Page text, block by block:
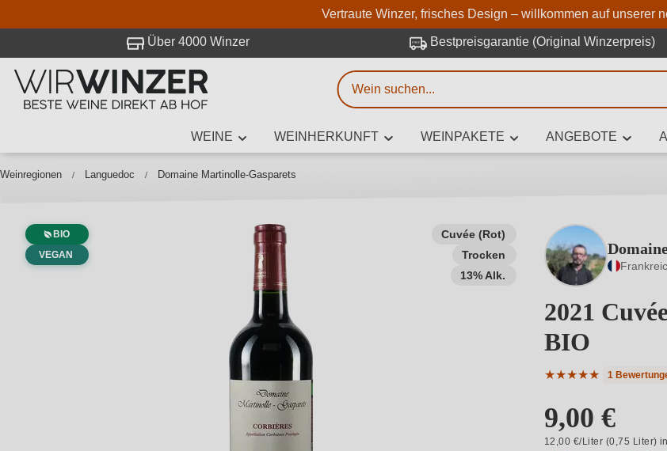
Zum Hauptinhalt
Zur Suche springen
Zur Hauptnavigation
Vertraute Winzer, frisches Design – willkommen auf unserer
Über 4000 Winzer Bestpreisgarantie (Original Winzerpreis)
WEINE WEINHERKUNFT WEINPAKETE ANGEBOTE
Weinregionen Languedoc Domaine Martinolle-Gasparets
Cuvée (Rot)
Trocken
13% Alk.
BIO
VEGAN
2021
BIO
★★★★★
Durchschnittliche
1
9,00 €
12,00 €/Liter (0,75 Liter)
Weinsuche
Mindestens 3 Zeichen eingeben
Beschreiben Sie, welchen Wein Sie suchen – ob nach Geschmack,
Rebsorte, Region, Winzer oder anderen Kriterien.
bei WirWinzer.